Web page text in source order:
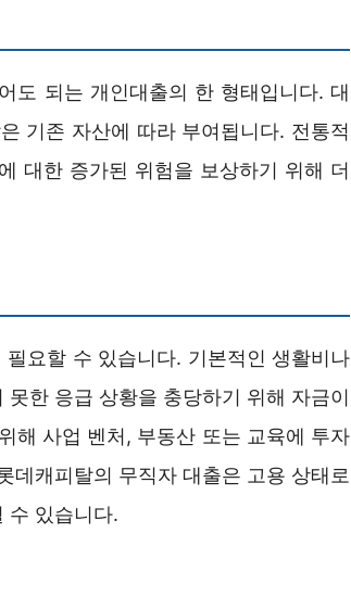
도 되는 개인대출의 한 형태입니다. 대
기존 자산에 따라 부여됩니다. 전통적
대한 증가된 위험을 보상하기 위해 더
요할 수 있습니다. 기본적인 생활비나
한 응급 상황을 충당하기 위해 자금이
해 사업 벤처, 부동산 또는 교육에 투자
데캐피탈의 무직자 대출은 고용 상태로
수 있습니다.